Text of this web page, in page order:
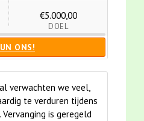
€5.000,00
DOEL
ONS!
verwachten we veel,
te verduren tijdens
is geregeld